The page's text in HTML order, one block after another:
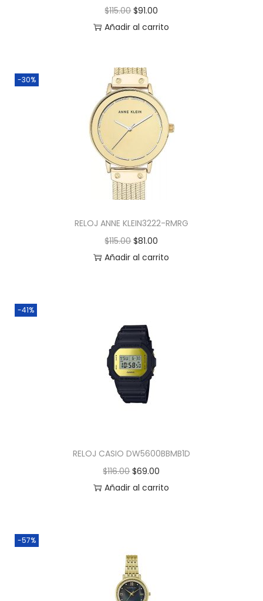
$115.00 $91.00
Añadir al carrito
-30%
RELOJ ANNE KLEIN3222-RMRG
$115.00 $81.00
Añadir al carrito
-41%
RELOJ CASIO DW5600BBMB1D
$116.00 $69.00
Añadir al carrito
-57%